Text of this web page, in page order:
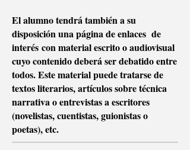
El alumno tendrá también a su
disposición una página de enlaces de
interés con material escrito o audiovisual
cuyo contenido deberá ser debatido entre
todos. Este material puede tratarse de
textos literarios, artículos sobre técnica
narrativa o entrevistas a escritores
(novelistas, cuentistas, guionistas o
poetas), etc.